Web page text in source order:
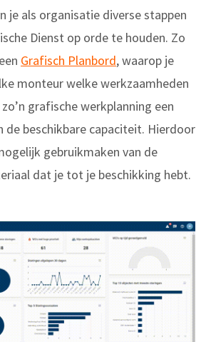
je als organisatie diverse stappen
Dienst op orde te houden. Zo
Grafisch Planbord, waarop je
monteur welke werkzaamheden
grafische werkplanning een
de beschikbare capaciteit. Hierdoor
gebruikmaken van de
dat je tot je beschikking hebt.